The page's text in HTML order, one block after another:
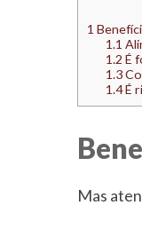
1
1.1
1.2 É
1.3
1.4É
Mas